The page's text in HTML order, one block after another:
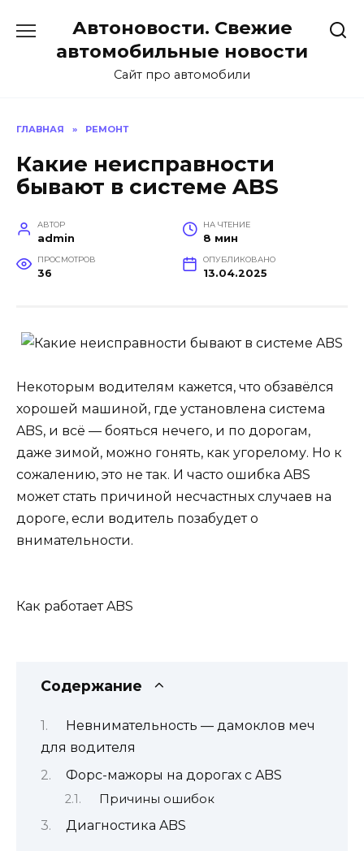
содержанию
Автоновости. Свежие
автомобильные новости
Сайт про автомобили
ГЛАВНАЯ » РЕМОНТ
Какие неисправности
бывают в системе ABS
АВТОР
admin
НА ЧТЕНИЕ
8 мин
ПРОСМОТРОВ
36
ОПУБЛИКОВАНО
13.04.2025
Некоторым водителям кажется, что обзавёлся
хорошей машиной, где установлена система
ABS, и всё — бояться нечего, и по дорогам,
даже зимой, можно гонять, как угорелому. Но к
сожалению, это не так. И часто ошибка ABS
может стать причиной несчастных случаев на
дороге, если водитель позабудет о
внимательности.
Как работает ABS
Содержание
Невнимательность — дамоклов меч
для водителя
Форс-мажоры на дорогах с ABS
Причины ошибок
Диагностика ABS